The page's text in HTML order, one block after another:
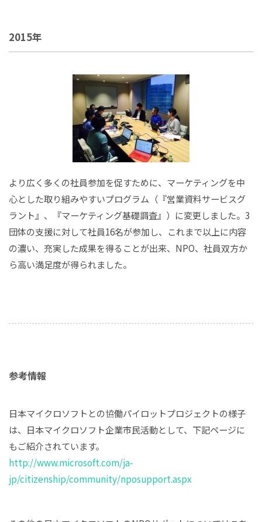
2015年
より広く多くの社員参加を促すために、マーケティングを中
心とした取り組みやすいプログラム（『営業資料サービスグ
ラント』、『マーケティング基礎調査』）に変更しました。3
団体の支援に対して社員16名が参加し、これまで以上に内容
の濃い、充実した成果を得ることが出来、NPO、社員双方か
ら高い満足度が得られました。
参考情報
日本マイクロソフトとの協働パイロットプロジェクトの様子
は、日本マイクロソフト企業市民活動として、下記ページに
もご紹介されています。
http://www.microsoft.com/ja-
jp/citizenship/community/nposupport.aspx